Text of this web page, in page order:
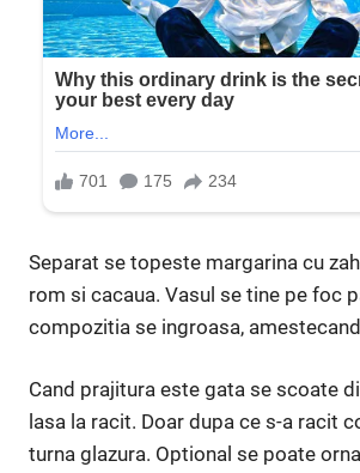
Separat se topeste margarina cu
rom si cacaua. Vasul se tine pe foc
compozitia se ingroasa,
Cand prajitura este gata se scoate
lasa la racit. Doar dupa ce s-a racit
turna glazura. Optional se poate